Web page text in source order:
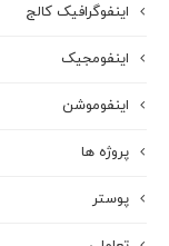
اینفوگرافیک کالج
اینفومجیک
اینفوموشن
پروژه ها
پوستر